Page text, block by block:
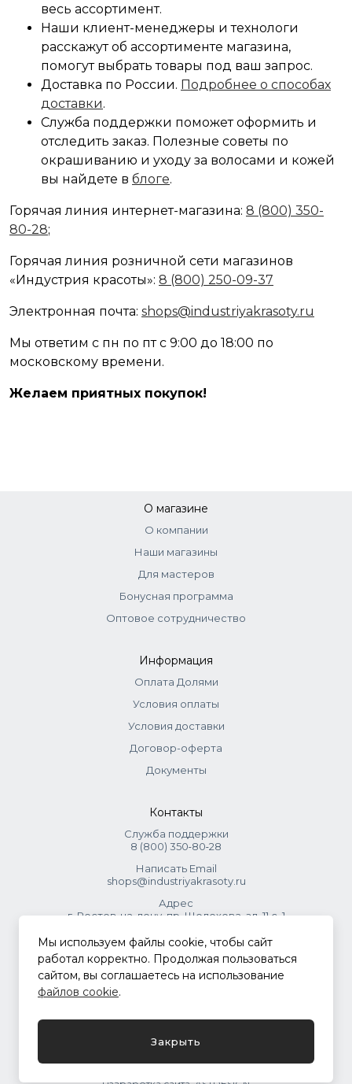
весь ассортимент.
Наши клиент-менеджеры и технологи
расскажут об ассортименте магазина,
помогут выбрать товары под ваш запрос.
Доставка по России. Подробнее о способах
доставки.
Служба поддержки поможет оформить и
отследить заказ. Полезные советы по
окрашиванию и уходу за волосами и кожей
вы найдете в блоге.
Горячая линия интернет-магазина: 8 (800) 350-
80-28;
Горячая линия розничной сети магазинов
«Индустрия красоты»: 8 (800) 250-09-37
Электронная почта: shops@industriyakrasoty.ru
Мы ответим с пн по пт с 9:00 до 18:00 по
московскому времени.
Желаем приятных покупок!
О магазине
О компании
Наши магазины
Для мастеров
Бонусная программа
Оптовое сотрудничество
Информация
Оплата Долями
Условия оплаты
Условия доставки
Договор-оферта
Документы
Контакты
Служба поддержки
8 (800) 350‑80‑28
Написать Email
shops@industriyakrasoty.ru
Адрес
г. Ростов-на-дону, пр. Шолохова, зд. 11 с. 1
© 2026 Индустрия красоты.
.
Мы используем файлы cookie, чтобы сайт
работал корректно. Продолжая пользоваться
сайтом, вы соглашаетесь на использование
файлов cookie.
Закрыть